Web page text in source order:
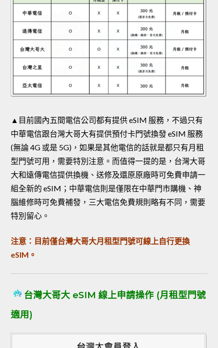
▲目前國內五間電信公司都有提供 eSIM 服務，不過只有
中華電信跟台灣大哥大有提供預付卡門號換發 eSIM 服務
(無論 4G 或是 5G)，如果是其他電信的話就是都只有月租
型門號可用，需要特別注意。而值得一提的是，台灣大哥
大和遠傳電信提供換機、送修及還原原廠時可免費申請一
組全新的 eSIM；中華電信則是僅限在中華門市購機、神
腦維修時可免費補發，三大電信免費規則略有不同，需要
特別留心。
注意：目前僅台灣大哥大月租型門號可線上自行更換
eSIM。
台灣大哥大 eSIM 線上申請操作 (月租型門號
適用)